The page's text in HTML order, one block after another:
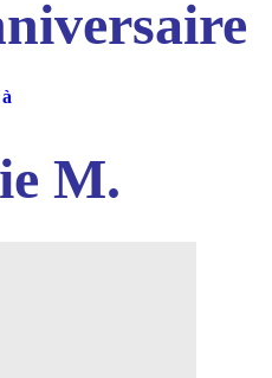
à
M.